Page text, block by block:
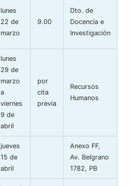
lunes
22 de
marzo
9.00
Dto. de
Docencia e
Investigación
lunes
29 de
marzo
a
viernes
9 de
abril
por
cita
previa
Recursos
Humanos
jueves
15 de
abril
Anexo FF,
Av. Belgrano
1782, PB